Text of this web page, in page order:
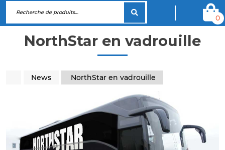
0
NorthStar en vadrouille
News NorthStar en vadrouille